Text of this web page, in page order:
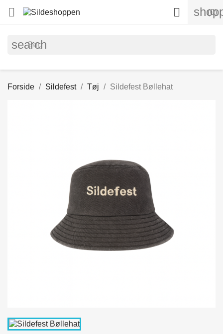
 (0)

search
Forside Sildefest Tøj Sildefest Bøllehat